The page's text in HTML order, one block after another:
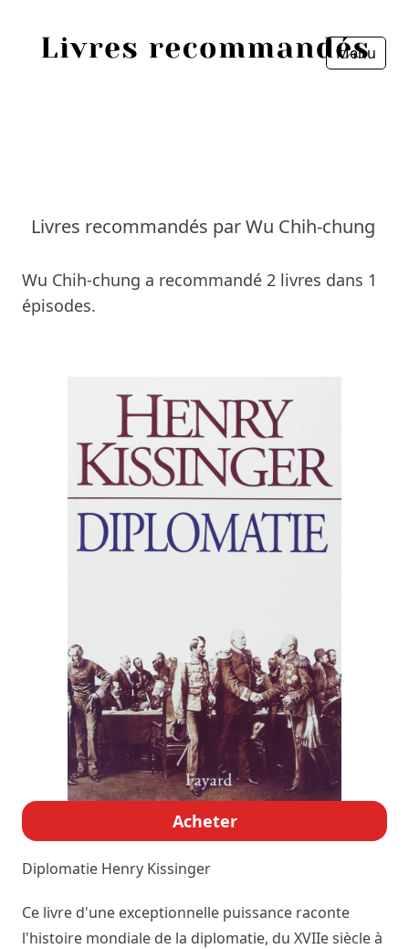
Menu
Livres recommandés par Wu Chih-chung
Wu Chih-chung a recommandé 2 livres dans 1
épisodes.
Acheter
Diplomatie Henry Kissinger
Ce livre d'une exceptionnelle puissance raconte
l'histoire mondiale de la diplomatie, du XVIIe siècle à
Livres
Prix littéraires
Fermer